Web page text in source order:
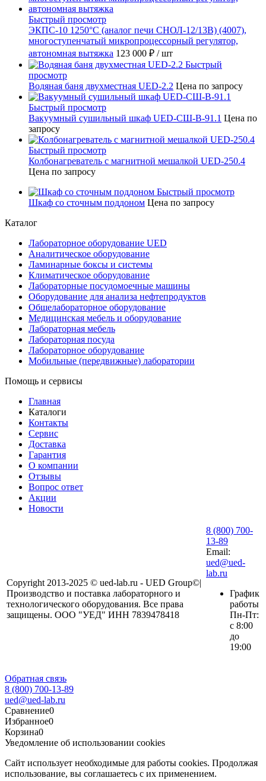
Быстрый просмотр
ЭКПС-10 1250°С (аналог печи СНОЛ-12/13В) (4007),
многоступенчатый микропроцессорный регулятор,
автономная вытяжка 123 000 ₽ / шт
Быстрый
просмотр
Водяная баня двухместная UED-2.2 Цена по запросу
Быстрый просмотр
Вакуумный сушильный шкаф UED-СШ-В-91.1 Цена по
запросу
Быстрый просмотр
Колбонагреватель с магнитной мешалкой UED-250.4
Цена по запросу
Быстрый просмотр
Шкаф со сточным поддоном Цена по запросу
Каталог
Лабораторное оборудование UED
Аналитическое оборудование
Ламинарные боксы и системы
Климатическое оборудование
Лабораторные посудомоечные машины
Оборудование для анализа нефтепродуктов
Общелабораторное оборудование
Медицинская мебель и оборудование
Лабораторная мебель
Лабораторная посуда
Лабораторное оборудование
Мобильные (передвижные) лаборатории
Помощь и сервисы
Главная
Каталоги
Контакты
Сервис
Доставка
Гарантия
О компании
Отзывы
Вопрос ответ
Акции
Новости
Copyright 2013-2025 © ued-lab.ru - UED Group©|
Производство и поставка лабораторного и
технологического оборудования. Все права
защищены. ООО "УЕД" ИНН 7839478418
8 (800) 700-
13-89
Email:
ued@ued-
lab.ru
График
работы
Пн-Пт:
с 8:00
до
19:00
Обратная связь
8 (800) 700-13-89
ued@ued-lab.ru
Сравнение0
Избранное0
Корзина0
Уведомление об использовании cookies
Сайт использует необходимые для работы cookies. Продолжая
использование, вы соглашаетесь с их применением.